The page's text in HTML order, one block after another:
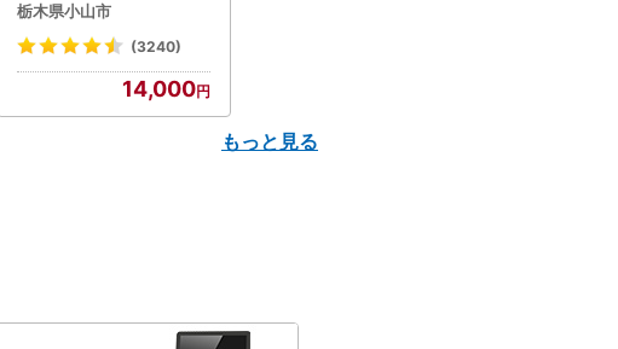
ト)【配送不可地域：離島
・沖縄県】【1256759】
栃木県小山市
(3240)
14,000
もっと見る